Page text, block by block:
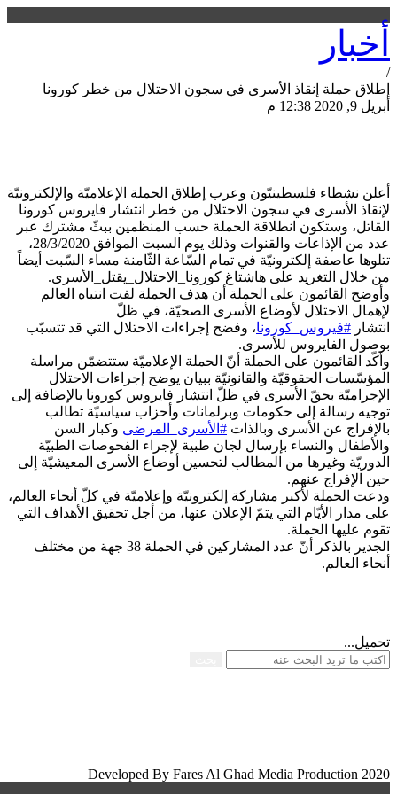
أخبار
/
إطلاق حملة إنقاذ الأسرى في سجون الاحتلال من خطر كورونا
أبريل 9, 2020 12:38 م
أعلن نشطاء فلسطينيّون وعرب إطلاق الحملة الإعلاميّة والإلكترونيّة
لإنقاذ الأسرى في سجون الاحتلال من خطر انتشار فايروس كورونا
القاتل، وستكون انطلاقة الحملة حسب المنظمين ببثّ مشترك عبر
عدد من الإذاعات والقنوات وذلك يوم السبت الموافق 28/3/2020،
تتلوها عاصفة إلكترونيّة في تمام السّاعة الثّامنة مساء السّبت أيضاً
من خلال التغريد على هاشتاغ كورونا_الاحتلال_يقتل_الأسرى.
وأوضح القائمون على الحملة أن هدف الحملة لفت انتباه العالم
لإهمال الاحتلال لأوضاع الأسرى الصحيّة، في ظلّ
انتشار #فيروس_كورونا، وفضح إجراءات الاحتلال التي قد تتسبّب
بوصول الفايروس للأسرى.
وأكّد القائمون على الحملة أنّ الحملة الإعلاميّة ستتضمّن مراسلة
المؤسّسات الحقوقيّة والقانونيّة ببيان يوضح إجراءات الاحتلال
الإجراميّة بحقّ الأسرى في ظلّ انتشار فايروس كورونا بالإضافة إلى
توجيه رسالة إلى حكومات وبرلمانات وأحزاب سياسيّة تطالب
بالإفراج عن الأسرى وبالذات #الأسرى_المرضى وكبار السن
والأطفال والنساء بإرسال لجان طبية لإجراء الفحوصات الطبيّة
الدوريّة وغيرها من المطالب لتحسين أوضاع الأسرى المعيشيّة إلى
حين الإفراج عنهم.
ودعت الحملة لأكبر مشاركة إلكترونيّة وإعلاميّة في كلّ أنحاء العالم،
على مدار الأيّام التي يتمّ الإعلان عنها، من أجل تحقيق الأهداف التي
تقوم عليها الحملة.
الجدير بالذكر أنّ عدد المشاركين في الحملة 38 جهة من مختلف
أنحاء العالم.
تحميل...
Developed By Fares Al Ghad Media Production 2020